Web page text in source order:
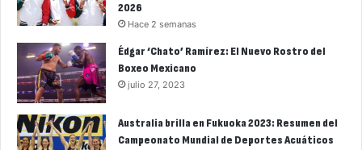
2026
Hace 2 semanas
Édgar ‘Chato’ Ramírez: El Nuevo Rostro del
Boxeo Mexicano
julio 27, 2023
Australia brilla en Fukuoka 2023: Resumen del
Campeonato Mundial de Deportes Acuáticos